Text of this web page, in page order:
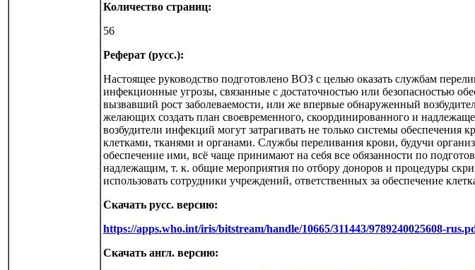
Количество страниц:
56
Реферат (русс.):
Настоящее руководство подготовлено ВОЗ с целью оказать службам
инфекционные угрозы, связанные с достаточностью или безопасностью
вызвавший рост заболеваемости, или же впервые обнаруженный
желающих создать план своевременного, скоординированного и
возбудители инфекций могут затрагивать не только системы
клетками, тканями и органами. Службы переливания крови, будучи
обеспечение ими, всё чаще принимают на себя все обязанности по
надлежащим, т. к. общие мероприятия по отбору доноров и процедуры
использовать сотрудники учреждений, ответственных за обеспечение
Скачать русс. версию:
https://apps.who.int/iris/bitstream/handle/10665/311443/9789240025608-
Скачать англ. версию: